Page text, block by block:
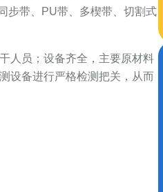
步带、PU带、多楔带、切割式
人员；设备齐全，主要原材料
设备进行严格检测把关，从而